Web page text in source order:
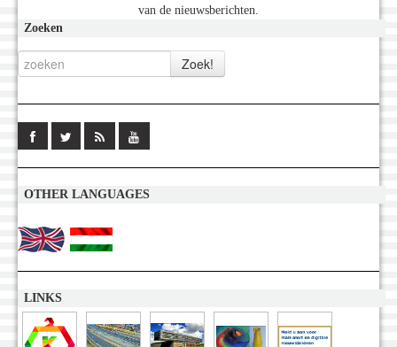
van de nieuwsberichten.
Zoeken
OTHER LANGUAGES
LINKS